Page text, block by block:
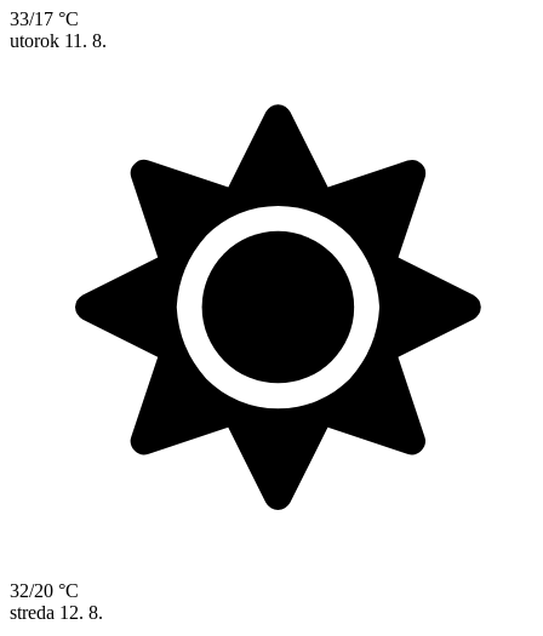
33/17 °C
utorok 11. 8.
32/20 °C
streda 12. 8.